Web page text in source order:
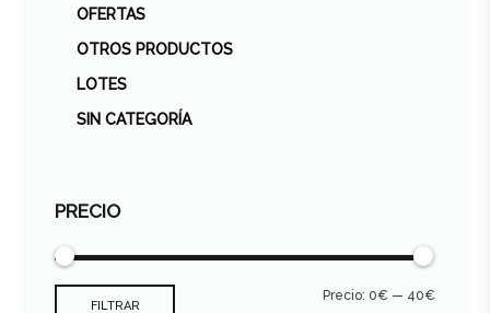
OFERTAS
OTROS PRODUCTOS
LOTES
SIN CATEGORÍA
PRECIO
FILTRAR
Precio: 0€ — 40€